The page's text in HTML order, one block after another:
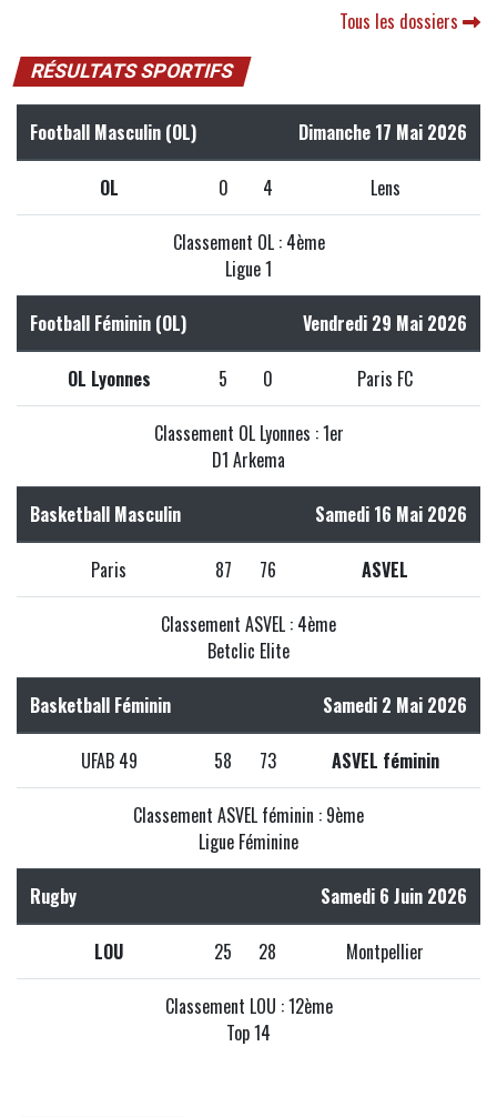
Tous les dossiers
RÉSULTATS SPORTIFS
Football Masculin (OL) Dimanche 17 Mai 2026
OL 0 4 Lens
Classement OL : 4ème
Ligue 1
Football Féminin (OL) Vendredi 29 Mai 2026
OL Lyonnes 5 0 Paris FC
Classement OL Lyonnes : 1er
D1 Arkema
Basketball Masculin Samedi 16 Mai 2026
Paris 87 76 ASVEL
Classement ASVEL : 4ème
Betclic Elite
Basketball Féminin Samedi 2 Mai 2026
UFAB 49 58 73 ASVEL féminin
Classement ASVEL féminin : 9ème
Ligue Féminine
Rugby Samedi 6 Juin 2026
LOU 25 28 Montpellier
Classement LOU : 12ème
Top 14